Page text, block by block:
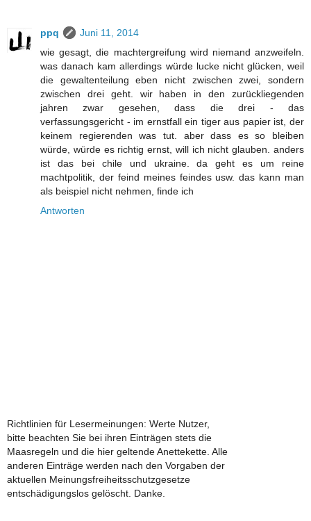
ppq
Juni 11, 2014
wie gesagt, die machtergreifung wird niemand anzweifeln.
was danach kam allerdings würde lucke nicht glücken, weil
die gewaltenteilung eben nicht zwischen zwei, sondern
zwischen drei geht. wir haben in den zurückliegenden
jahren zwar gesehen, dass die drei - das
verfassungsgericht - im ernstfall ein tiger aus papier ist, der
keinem regierenden was tut. aber dass es so bleiben
würde, würde es richtig ernst, will ich nicht glauben. anders
ist das bei chile und ukraine. da geht es um reine
machtpolitik, der feind meines feindes usw. das kann man
als beispiel nicht nehmen, finde ich
Antworten
Richtlinien für Lesermeinungen: Werte Nutzer,
bitte beachten Sie bei ihren Einträgen stets die
Maasregeln und die hier geltende Anettekette. Alle
anderen Einträge werden nach den Vorgaben der
aktuellen Meinungsfreiheitsschutzgesetze
entschädigungslos gelöscht. Danke.